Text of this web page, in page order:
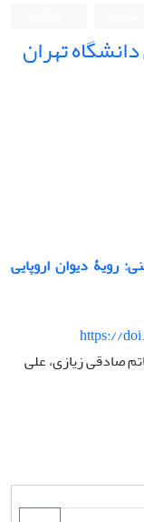
تهران
رویۀ دیوان اروپایی
https://
صادقی زیازی، علی